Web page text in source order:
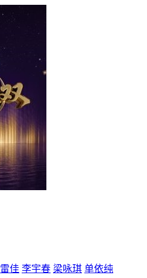
雷佳 李宇春 梁咏琪 单依纯